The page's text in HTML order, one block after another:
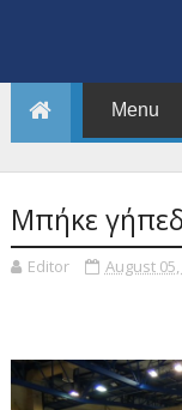
Μπήκε
Editor August 05,